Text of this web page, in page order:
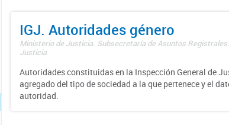
IGJ. Autoridades género
Ministerio de Justicia. Subsecretaría de Asuntos
Justicia
Autoridades constituidas en la Inspección General de
agregado del tipo de sociedad a la que pertenece y el
autoridad.